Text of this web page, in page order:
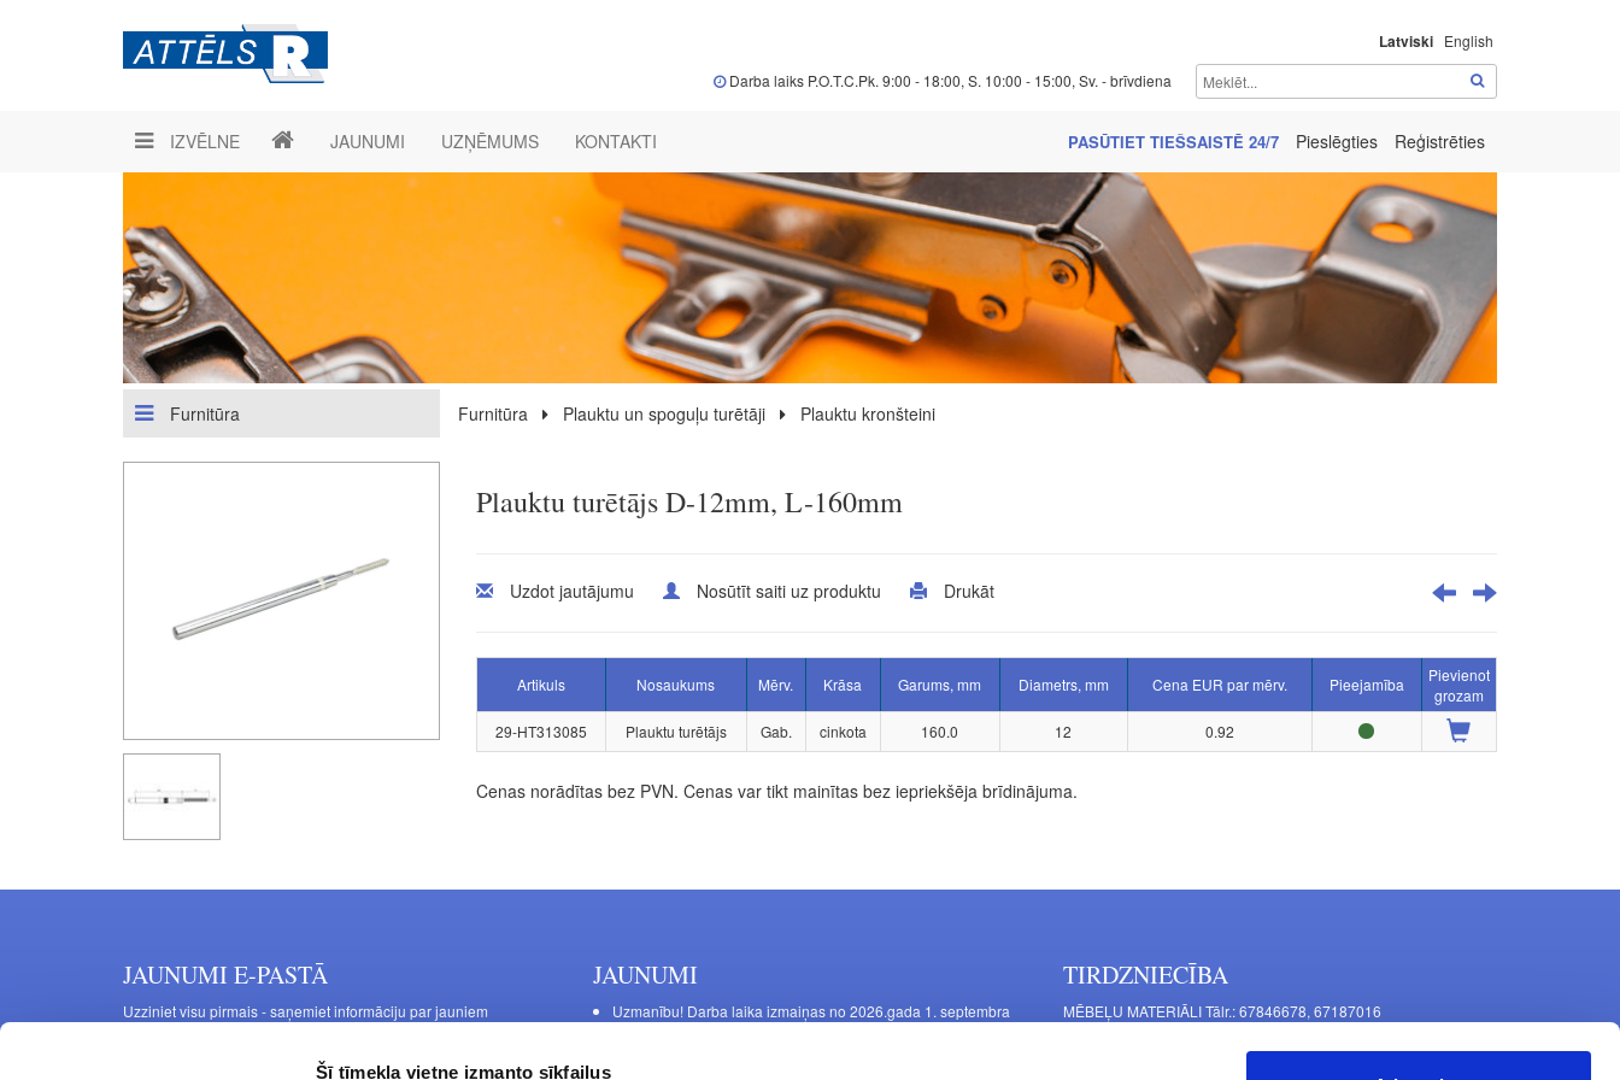
Šī tīmekļa vietne izmanto sīkfailus
Latviski English
Darba laiks P.O.T.C.Pk. 9:00 - 18:00, S. 10:00 - 15:00, Sv. - brīvdiena
IZVĒLNE JAUNUMI UZŅĒMUMS KONTAKTI PASŪTIET TIEŠSAISTĒ 24/7 Pieslēgties Reģistrēties
Furnitūra Furnitūra Plauktu un spoguļu turētāji Plauktu kronšteini
Plauktu turētājs D-12mm, L-160mm
Uzdot jautājumu Nosūtīt saiti uz produktu Drukāt
Artikuls Nosaukums Mērv. Krāsa Garums, mm Diametrs, mm Cena EUR par mērv. Pieejamība
Pievienot
grozam
29-HT313085
Plauktu turētājs Gab. cinkota 160.0 12 0.92
Cenas norādītas bez PVN. Cenas var tikt mainītas bez iepriekšēja brīdinājuma.
JAUNUMI E-PASTĀ
Uzziniet visu pirmais - saņemiet informāciju par jauniem
JAUNUMI
Uzmanību! Darba laika izmaiņas no 2026.gada 1. septembra
TIRDZNIECĪBA
MĒBEĻU MATERIĀLI Tālr.: 67846678, 67187016
Mašīnu iela 11, Rīga, LV-1063, Latvija